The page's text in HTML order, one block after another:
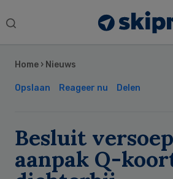
Search
Home › Nieuws
Opslaan Reageer nu Delen
Besluit
aanpak Q-
Sidebar